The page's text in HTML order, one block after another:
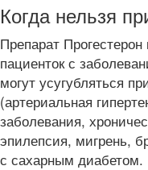
Когда нельзя
Препарат
пациенток с
могут усугубляться
(артериальная
заболевания,
эпилепсия, мигрень,
с сахарным диабетом.